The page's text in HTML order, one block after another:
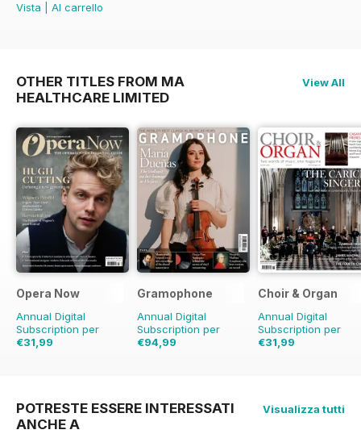
Vista
Al carrello
OTHER TITLES FROM MA
HEALTHCARE LIMITED
View All
Opera Now
Annual Digital
Subscription per
€31,99
Gramophone
Annual Digital
Subscription per
€94,99
Choir & Organ
Annual Digital
Subscription per
€31,99
POTRESTE ESSERE INTERESSATI
ANCHE A
Visualizza tutti